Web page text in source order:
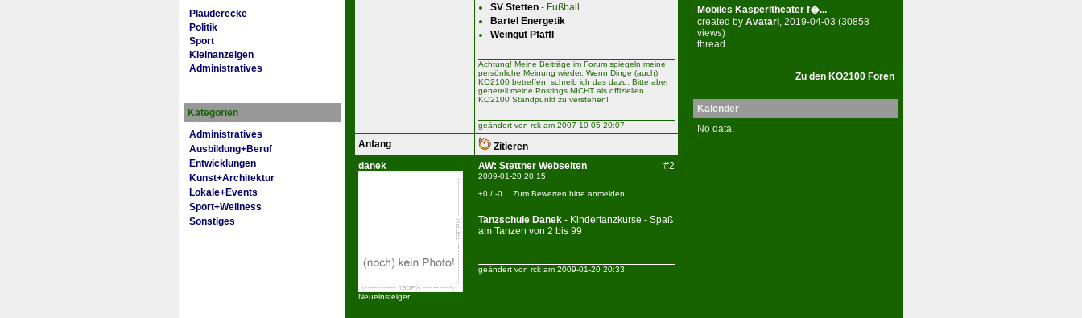
Plauderecke
Politik
Sport
Kleinanzeigen
Administratives
Kategorien
Administratives
Ausbildung+Beruf
Entwicklungen
Kunst+Architektur
Lokale+Events
Sport+Wellness
Sonstiges
SV Stetten - Fußball
Bartel Energetik
Weingut Pfaffl
Achtung! Meine Beiträge im Forum spiegeln meine
persönliche Meinung wieder. Wenn Dinge (auch)
KO2100 betreffen, schreib ich das dazu. Bitte aber
generell meine Postings NICHT als offiziellen
KO2100 Standpunkt zu verstehen!
geändert von rck am 2007-10-05 20:07
Anfang
Zitieren
danek
Neueinsteiger
#2
AW: Stettner Webseiten
2009-01-20 20:15
+0 / -0
Zum Bewerten bitte anmelden
Tanzschule Danek - Kindertanzkurse - Spaß
am Tanzen von 2 bis 99
geändert von rck am 2009-01-20 20:33
Mobiles Kasperltheater f�...
created by Avatari , 2019-04-03 (30858
views)
thread
Zu den KO2100 Foren
Kalender
No data.